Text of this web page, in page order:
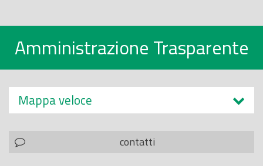
Amministrazione Trasparente
Mappa veloce
contatti